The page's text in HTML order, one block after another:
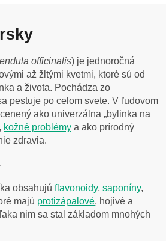
officinalis) je jednoročná
až žltými kvetmi, ktoré sú od
a života. Pochádza zo
pestuje po celom svete. V ľudovom
ako univerzálna „bylinka na
kožné problémy a ako prírodný
zdravia.
obsahujú flavonoidy, saponíny,
majú protizápalové, hojivé a
nim sa stal základom mnohých